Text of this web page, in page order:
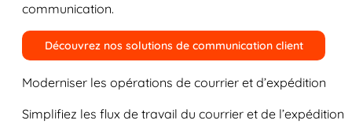
communication.
Découvrez nos solutions de communication client
Moderniser les opérations de courrier et d’expédition
Simplifiez les flux de travail du courrier et de l’expédition